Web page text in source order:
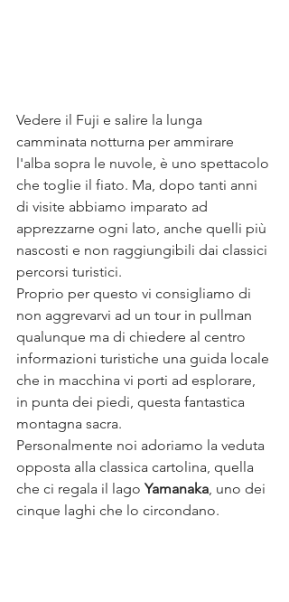
Vedere il Fuji e salire la lunga
camminata notturna per ammirare
l'alba sopra le nuvole, è uno spettacolo
che toglie il fiato. Ma, dopo tanti anni
di visite abbiamo imparato ad
apprezzarne ogni lato, anche quelli più
nascosti e non raggiungibili dai classici
percorsi turistici.
Proprio per questo vi consigliamo di
non aggrevarvi ad un tour in pullman
qualunque ma di chiedere al centro
informazioni turistiche una guida locale
che in macchina vi porti ad esplorare,
in punta dei piedi, questa fantastica
montagna sacra.
Personalmente noi adoriamo la veduta
opposta alla classica cartolina, quella
che ci regala il lago Yamanaka, uno dei
cinque laghi che lo circondano.